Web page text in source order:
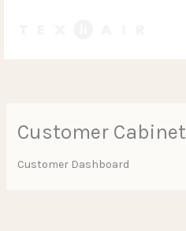
Customer Cabinet
Customer Dashboard